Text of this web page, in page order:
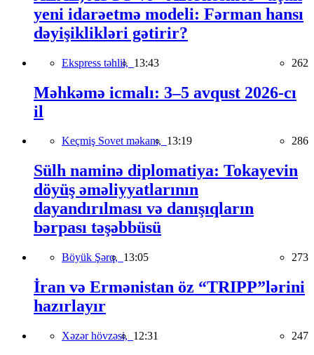
yeni idarəetmə modeli: Fərman hansı
dəyişiklikləri gətirir?
Ekspress təhlil, 13:43 262
Məhkəmə icmalı: 3–5 avqust 2026-cı
il
Keçmiş Sovet məkanı, 13:19 286
Sülh naminə diplomatiya: Tokayevin
döyüş əməliyyatlarının
dayandırılması və danışıqların
bərpası təşəbbüsü
Böyük Şərq, 13:05 273
İran və Ermənistan öz “TRIPP”lərini
hazırlayır
Xəzər hövzəsi, 12:31 247